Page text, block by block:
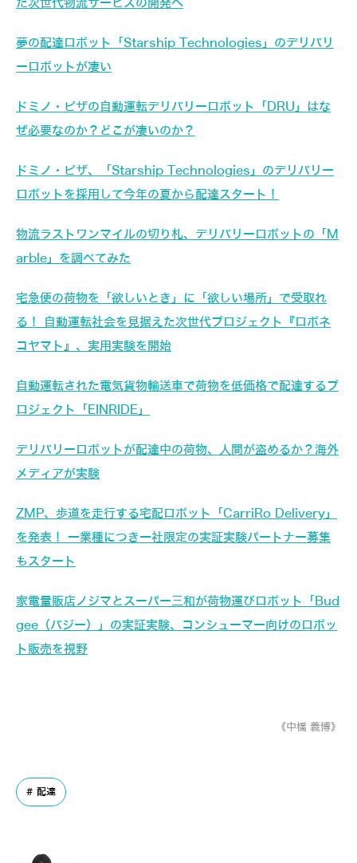
た次世代物流サービスの開発へ
夢の配達ロボット「Starship Technologies」のデリバリ
ーロボットが凄い
ドミノ・ピザの自動運転デリバリーロボット「DRU」はな
ぜ必要なのか？どこが凄いのか？
ドミノ・ピザ、「Starship Technologies」のデリバリー
ロボットを採用して今年の夏から配達スタート！
物流ラストワンマイルの切り札、デリバリーロボットの「M
arble」を調べてみた
宅急便の荷物を「欲しいとき」に「欲しい場所」で受取れ
る！ 自動運転社会を見据えた次世代プロジェクト『ロボネ
コヤマト』、実用実験を開始
自動運転された電気貨物輸送車で荷物を低価格で配達するプ
ロジェクト「EINRIDE」
デリバリーロボットが配達中の荷物、人間が盗めるか？海外
メディアが実験
ZMP、歩道を走行する宅配ロボット「CarriRo Delivery」
を発表！ 一業種につき一社限定の実証実験パートナー募集
もスタート
家電量販店ノジマとスーパー三和が荷物運びロボット「Bud
gee（バジー）」の実証実験、コンシューマー向けのロボッ
ト販売を視野
《中橋 義博》
配達